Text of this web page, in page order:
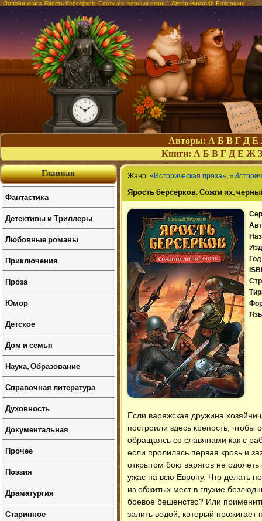
Онлайн книга Ярость берсерков. Сожги их, черный огонь!. Автор Николай Бахрошин
Авторы: А Б В Г Д Е
Книги: А Б В Г Д Е Ж З
Жанр: «Историческая проза»,
Ярость берсерков. Сожги их,
Если варяжская дружина
построили здесь крепость,
обращаясь со славянами как с
если пролилась первая кровь и
открытом бою варягов не
ужас на всю Европу. Что делать
из обжитых мест в глухие
боевое бешенство? Или
залить водой, который
Главная
Фантастика
Детективы и Триллеры
Любовные романы
Приключения
Проза
Юмор
Детское
Дом и семья
Наука, Образование
Справочная литература
Духовность
Документальная
Прочее
Поэзия
Драматургия
Старинное